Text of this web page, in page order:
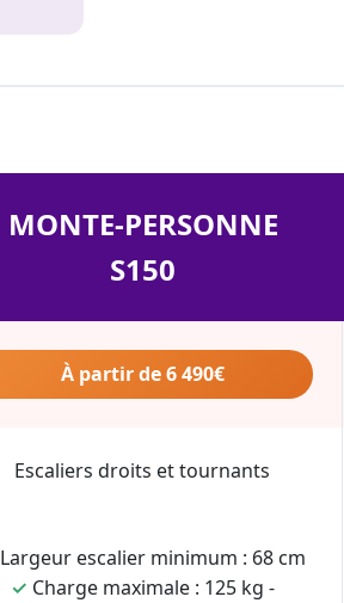
MONTE-PERSONNE
S150
À partir de 6 490€
Escaliers droits et tournants
Largeur escalier minimum : 68 cm
✓ Charge maximale : 125 kg -